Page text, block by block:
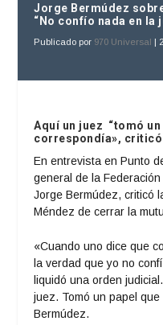
Jorge Bermúdez
“No confío nada en la
Publicado por 970 Universal |
Aquí un juez “tomó
correspondía», criticó
En entrevista en Punto
general de la
Jorge Bermúdez, criticó
Méndez de cerrar la
«Cuando uno dice que
la verdad que yo no
liquidó una orden
juez. Tomó un papel
Bermúdez.